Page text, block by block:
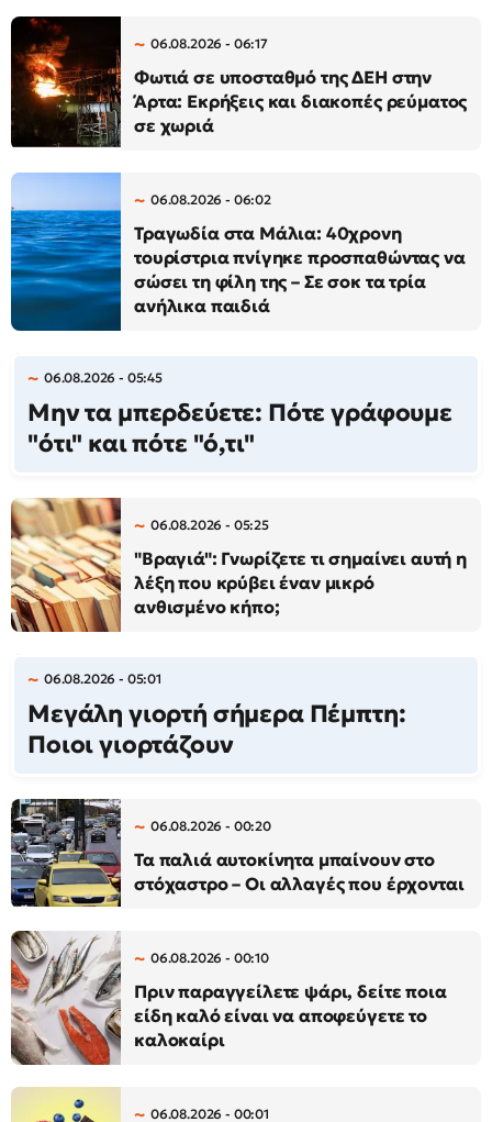
06.08.2026 - 06:17
Φωτιά σε υποσταθμό της ΔΕΗ στην
Άρτα: Εκρήξεις και διακοπές ρεύματος
σε χωριά
06.08.2026 - 06:02
Τραγωδία στα Μάλια: 40χρονη
τουρίστρια πνίγηκε προσπαθώντας να
σώσει τη φίλη της – Σε σοκ τα τρία
ανήλικα παιδιά
06.08.2026 - 05:45
Μην τα μπερδεύετε: Πότε γράφουμε
"ότι" και πότε "ό,τι"
06.08.2026 - 05:25
"Βραγιά": Γνωρίζετε τι σημαίνει αυτή η
λέξη που κρύβει έναν μικρό
ανθισμένο κήπο;
06.08.2026 - 05:01
Μεγάλη γιορτή σήμερα Πέμπτη:
Ποιοι γιορτάζουν
06.08.2026 - 00:20
Τα παλιά αυτοκίνητα μπαίνουν στο
στόχαστρο – Οι αλλαγές που έρχονται
06.08.2026 - 00:10
Πριν παραγγείλετε ψάρι, δείτε ποια
είδη καλό είναι να αποφεύγετε το
καλοκαίρι
06.08.2026 - 00:01